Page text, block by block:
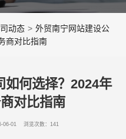
动态 > 外贸南宁网站建设公
商对比指南
如何选择？2024年
对比指南
06-01 浏览次数：141